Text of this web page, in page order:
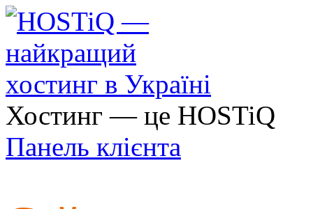
Хостинг — це HOSTiQ
Панель клієнта